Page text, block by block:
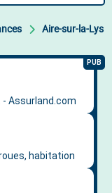
Aire-sur-la-Lys